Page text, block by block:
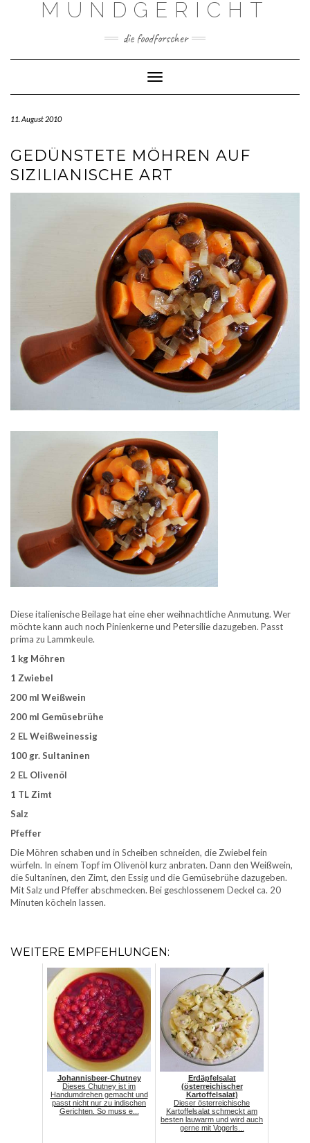
MUNDGERICHT
die foodforscher
Toggle Navigation
11. August 2010
GEDÜNSTETE MÖHREN AUF
SIZILIANISCHE ART
Diese italienische Beilage hat eine eher weihnachtliche Anmutung. Wer
möchte kann auch noch Pinienkerne und Petersilie dazugeben. Passt
prima zu Lammkeule.
1 kg Möhren
1 Zwiebel
200 ml Weißwein
200 ml Gemüsebrühe
2 EL Weißweinessig
100 gr. Sultaninen
2 EL Olivenöl
1 TL Zimt
Salz
Pfeffer
Die Möhren schaben und in Scheiben schneiden, die Zwiebel fein
würfeln. In einem Topf im Olivenöl kurz anbraten. Dann den Weißwein,
die Sultaninen, den Zimt, den Essig und die Gemüsebrühe dazugeben.
Mit Salz und Pfeffer abschmecken. Bei geschlossenem Deckel ca. 20
Minuten köcheln lassen.
WEITERE EMPFEHLUNGEN:
Johannisbeer-Chutney
Dieses Chutney ist im
Handumdrehen gemacht und
passt nicht nur zu indischen
Gerichten. So muss e...
Erdäpfelsalat
(österreichischer
Kartoffelsalat)
Dieser österreichische
Kartoffelsalat schmeckt am
besten lauwarm und wird auch
gerne mit Vogerls...